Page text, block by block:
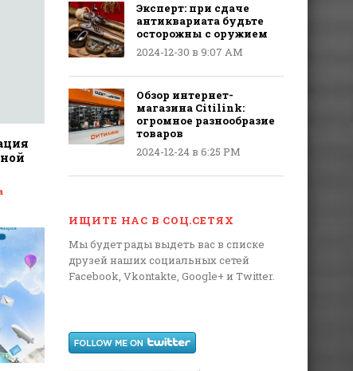
Эксперт: при сдаче
антиквариата будьте
осторожны с оружием
2024-12-30 в 9:07 AM
Обзор интернет-
магазина Citilink:
огромное разнообразие
товаров
2024-12-24 в 6:25 PM
ИЩИТЕ НАС В СОЦ.СЕТЯХ
Мы будет рады выдеть вас в списке
друзей наших социальных сетей
Facebook, Vkontakte, Google+ и Twitter.